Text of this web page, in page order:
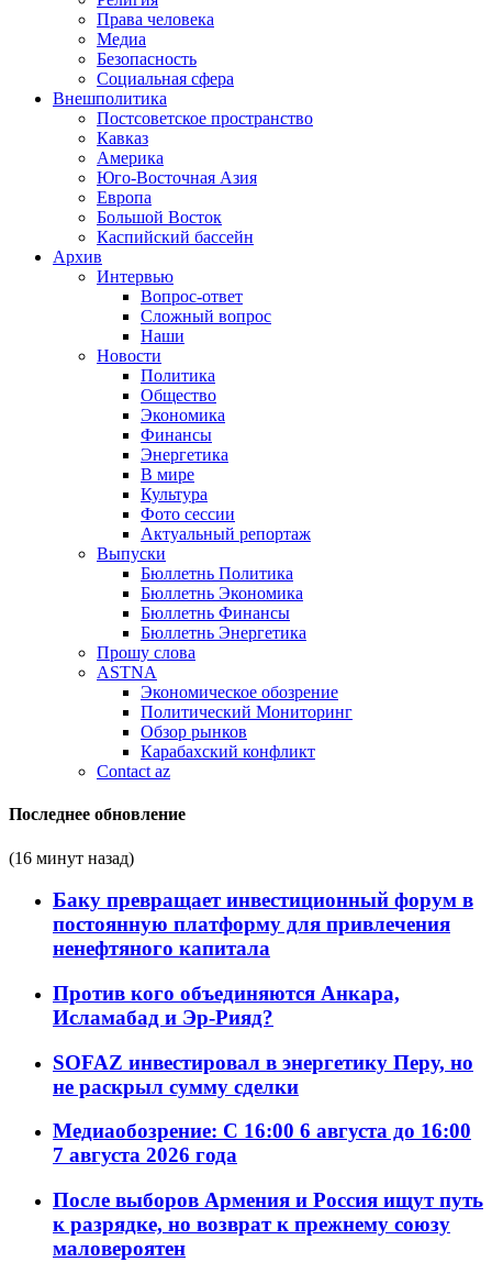
Права человека
Медиа
Безопасность
Социальная сфера
Внешполитика
Постсоветское пространство
Кавказ
Америка
Юго-Восточная Азия
Европа
Большой Восток
Каспийский бассейн
Архив
Интервью
Вопрос-ответ
Сложный вопрос
Наши
Новости
Политика
Общество
Экономика
Финансы
Энергетика
В мире
Культура
Фото сессии
Актуальный репортаж
Выпуски
Бюллетнь Политика
Бюллетнь Экономика
Бюллетнь Финансы
Бюллетнь Энергетика
Прошу слова
ASTNA
Экономическое обозрение
Политический Мониторинг
Обзор рынков
Карабахский конфликт
Contact az
Последнее обновление
(16 минут назад)
Баку превращает инвестиционный форум в
постоянную платформу для привлечения
ненефтяного капитала
Против кого объединяются Анкара,
Исламабад и Эр-Рияд?
SOFAZ инвестировал в энергетику Перу, но
не раскрыл сумму сделки
Медиаобозрение: С 16:00 6 августа до 16:00
7 августа 2026 года
После выборов Армения и Россия ищут путь
к разрядке, но возврат к прежнему союзу
маловероятен